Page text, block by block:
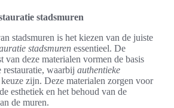
stadsmuren
stadsmuren is het kiezen van de juiste
stadsmuren essentieel. De
van deze materialen vormen de basis
restauratie, waarbij authentieke
keuze zijn. Deze materialen zorgen voor
esthetiek en het behoud van de
de muren.